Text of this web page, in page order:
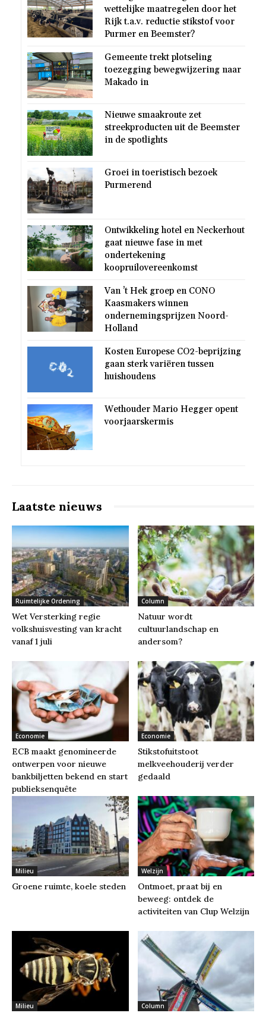
wettelijke maatregelen door het
Rijk t.a.v. reductie stikstof voor
Purmer en Beemster?
Gemeente trekt plotseling
toezegging bewegwijzering naar
Makado in
Nieuwe smaakroute zet
streekproducten uit de Beemster
in de spotlights
Groei in toeristisch bezoek
Purmerend
Ontwikkeling hotel en Neckerhout
gaat nieuwe fase in met
ondertekening
koopruilovereenkomst
Van ’t Hek groep en CONO
Kaasmakers winnen
ondernemingsprijzen Noord-
Holland
Kosten Europese CO2-beprijzing
gaan sterk variëren tussen
huishoudens
Wethouder Mario Hegger opent
voorjaarskermis
Laatste nieuws
Ruimtelijke Ordening
Wet Versterking regie
volkshuisvesting van kracht
vanaf 1 juli
Column
Natuur wordt
cultuurlandschap en
andersom?
Economie
ECB maakt genomineerde
ontwerpen voor nieuwe
bankbiljetten bekend en start
publieksenquête
Economie
Stikstofuitstoot
melkveehouderij verder
gedaald
Milieu
Groene ruimte, koele steden
Welzijn
Ontmoet, praat bij en
beweeg: ontdek de
activiteiten van Clup Welzijn
Milieu Column